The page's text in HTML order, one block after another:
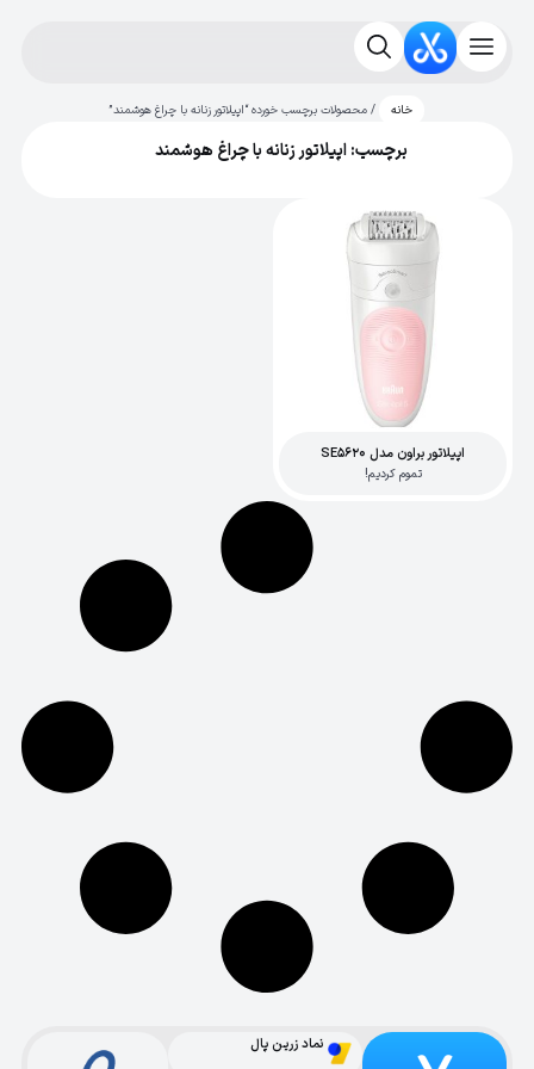
خانه / محصولات برچسب خورده “اپیلاتور زنانه با چراغ هوشمند”
برچسب: اپیلاتور زنانه با چراغ هوشمند
اپیلاتور براون مدل SE5620
تموم کردیم!
نماد زرین پال